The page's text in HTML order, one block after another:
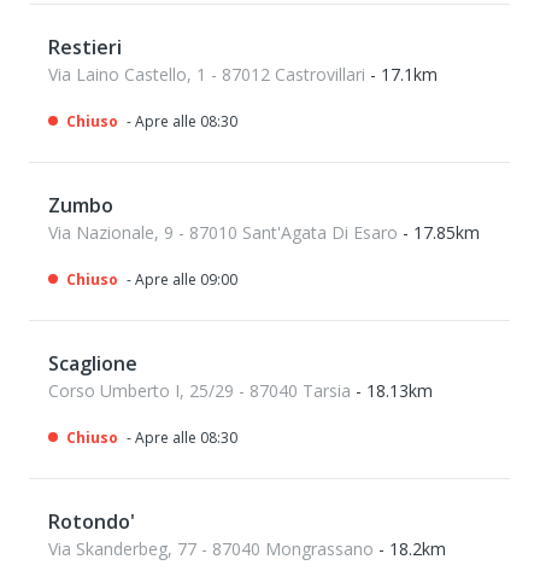
Restieri
Via Laino Castello, 1 - 87012 Castrovillari - 17.1km
Chiuso - Apre alle 08:30
Zumbo
Via Nazionale, 9 - 87010 Sant'Agata Di Esaro - 17.85km
Chiuso - Apre alle 09:00
Scaglione
Corso Umberto I, 25/29 - 87040 Tarsia - 18.13km
Chiuso - Apre alle 08:30
Rotondo'
Via Skanderbeg, 77 - 87040 Mongrassano - 18.2km